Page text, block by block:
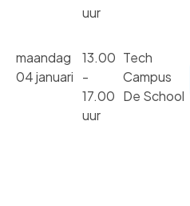
uur
maandag
04 januari
13.00
-
17.00
uur
Tech
Campus
De School